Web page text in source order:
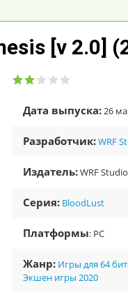
[v 2.0]
Дата выпуска:26
Разработчик:WRF
Издатель:WRF
Серия: BloodLust
Платформы: PC
Жанр: Игры для 64
Экшен игры 2020